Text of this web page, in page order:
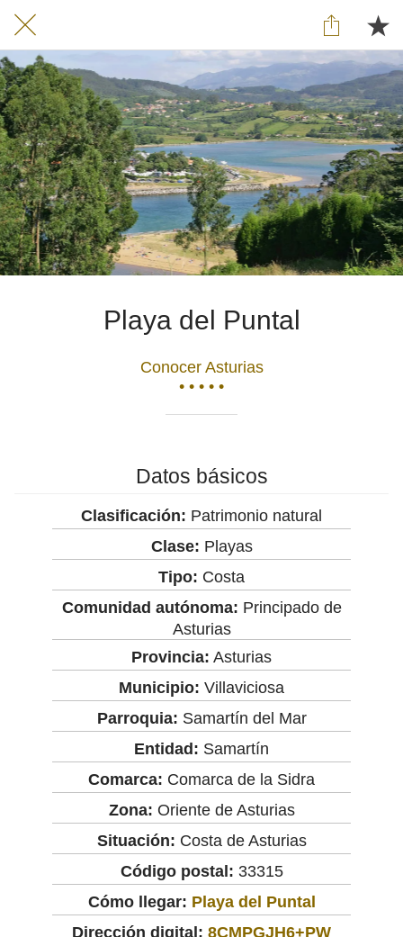
Playa del Puntal
Conocer Asturias
• • • • •
Datos básicos
Clasificación: Patrimonio natural
Clase: Playas
Tipo: Costa
Comunidad autónoma: Principado de
Asturias
Provincia: Asturias
Municipio: Villaviciosa
Parroquia: Samartín del Mar
Entidad: Samartín
Comarca: Comarca de la Sidra
Zona: Oriente de Asturias
Situación: Costa de Asturias
Código postal: 33315
Cómo llegar: Playa del Puntal
Dirección digital: 8CMPGJH6+PW